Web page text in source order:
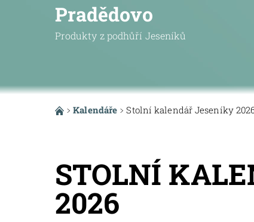
Pradědovo
Produkty z podhůří Jeseníků
Kalendáře Stolní kalendář Jeseníky
STOLNÍ
2026